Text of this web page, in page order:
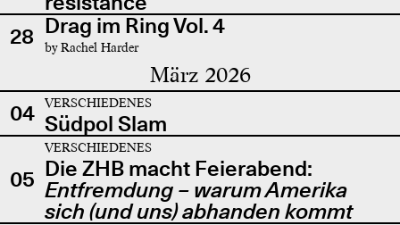
28 Drag im Ring Vol. 4
by Rachel Harder
März 2026
04 VERSCHIEDENES
Südpol Slam
05
VERSCHIEDENES
Die ZHB macht Feierabend:
Entfremdung – warum Amerika
sich (und uns) abhanden kommt